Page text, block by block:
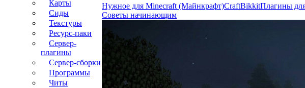
Карты
Сиды
Текстуры
Ресурс-паки
Сервер-
плагины
Сервер-сборки
Программы
Читы
Нужное для Minecraft (Майнкрафт)CraftBikkitПлагины
Советы начинающим